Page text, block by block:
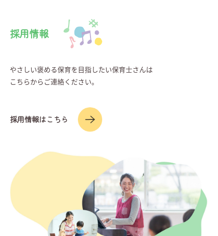
採用情報
やさしい褒める保育を目指したい保育士さんは
こちらからご連絡ください。
採用情報はこちら